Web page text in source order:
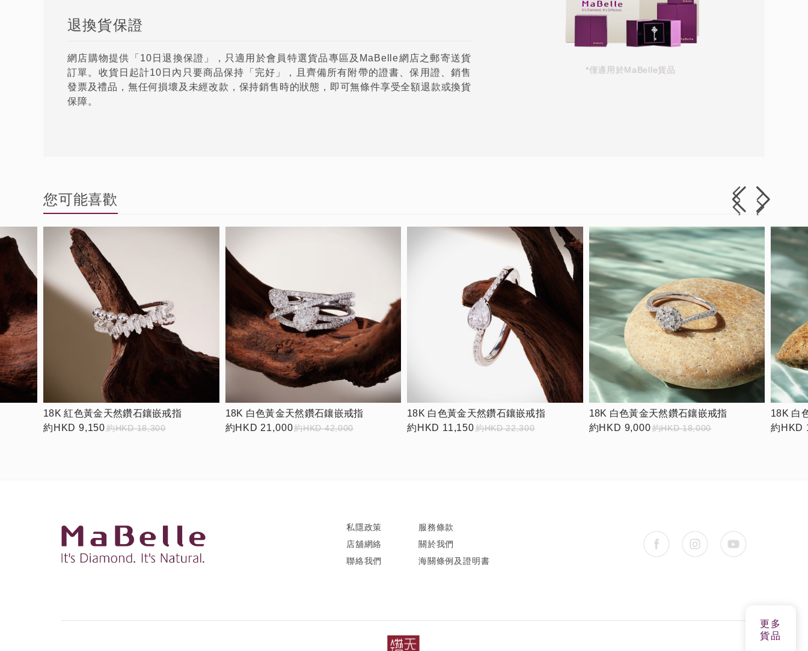
退換貨保證
網店購物提供「10日退換保證」，只適用於會員特選貨品專區及MaBelle網店之郵寄送貨
訂單。收貨日起計10日內只要商品保持「完好」，且齊備所有附帶的證書、保用證、銷售
發票及禮品，無任何損壞及未經改款，保持銷售時的狀態，即可無條件享受全額退款或換貨
保障。
*僅適用於MaBelle貨品
您可能喜歡
18K 紅色黃金天然鑽石鑲嵌戒指
約HKD 9,150約HKD 18,300
18K 白色黃金天然鑽石鑲嵌戒指
約HKD 21,000約HKD 42,000
18K 白色黃金天然鑽石鑲嵌戒指
約HKD 11,150約HKD 22,300
18K 白色黃金天然鑽石鑲嵌戒指
約HKD 9,000約HKD 18,000
18K 白
約HKD
更多
貨品
私隱政策
店舖網絡
聯絡我們
服務條款
關於我們
海關條例及證明書